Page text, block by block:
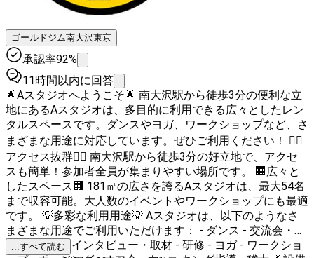
ゴールドジム南大沢東京
承認率92%
11時間以内に回答
🌟Aスタジオへようこそ🌟 南大沢駅から徒歩3分の便利な立
地にあるAスタジオは、多目的に利用できる広々としたレン
タルスペースです。ダンスやヨガ、ワークショップなど、さ
まざまな用途に対応しています。ぜひご利用ください！ 🚶‍♂️
アクセス抜群🚶‍♀️ 南大沢駅から徒歩3分の好立地で、アクセ
スも簡単！参加者全員が集まりやすい場所です。 🏢広々と
したスペース🏢 181㎡の広さを誇るAスタジオは、最大54名
まで収容可能。大人数のイベントやワークショップにも最適
です。 💡多彩な利用用途💡 Aスタジオは、以下のようなさ
まざまな用途でご利用いただけます： - ダンス - 交流会・ミ
ートアップ - インタビュー・取材 - 研修 - ヨガ - ワークショ
...すべて読む